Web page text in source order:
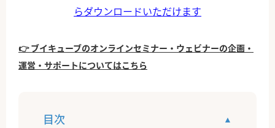
らダウンロードいただけます
👉 ブイキューブのオンラインセミナー・ウェビナーの企画・
運営・サポートについてはこちら
目次